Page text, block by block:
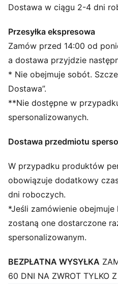
uliczny styl, więc świetnie
bezpretensjonalnym stylu.
SZCZEGÓŁY
Standardowy krój
Zaokrąglony przód
Sznurowane zapięcie
Rodzaj obcasa: Płaski
Charakterystyczne detale
76,48% skóra bydlęca,
Dostawa w ciągu 2-4 dni
Przesyłka ekspresowa
Zamów przed 14:00 od
a dostawa przyjdzie
* Nie obejmuje sobót.
Dostawa”.
**Nie dostępne w
spersonalizowanych.
Dostawa przedmiotu
W przypadku produktów
obowiązuje dodatkowy
dni roboczych.
*Jeśli zamówienie
zostaną one dostarczone
spersonalizowanym.
BEZPŁATNA WYSYŁKA
60 DNI NA ZWROT TYLKO